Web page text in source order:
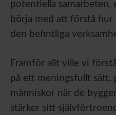
potentiella samarbeten,
börja med att förstå
den befintliga
Framför allt ville vi
på ett meningsfullt sätt,
människor när de
stärker sitt